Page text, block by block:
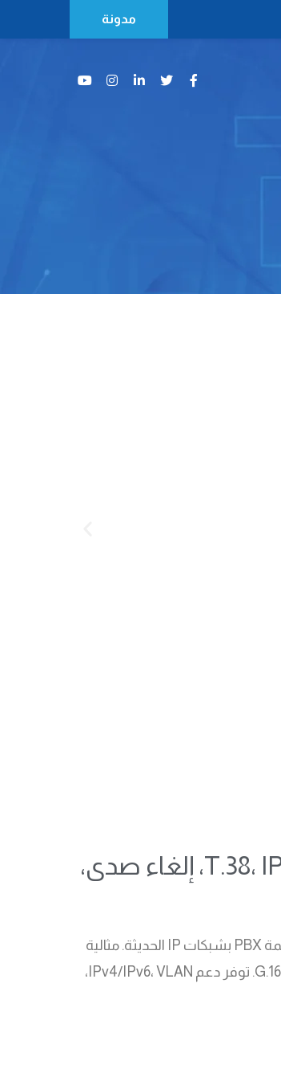
مدونة
بوابة VoIP تناظرية بـ 16 منفذ FXS، دعم SIP، فاكس T.38، IPv6، TR069، SNMP، إلغاء صدى،
دينستار DAG2000-16S بوابة VoIP تناظرية عالية الكثافة تحتوي على 16 منفذ FXS، لربط الهواتف التناظرية وأجهزة الفاكس وأنظمة PBX بشبكات IP الحديثة. مثالية
للشركات ومراكز الاتصال والمواقع المتعددة، وتدعم بروتوكول SIP، الفاكس T.38، ومعالجة صوت متقدمة تشمل إلغاء الصدى G.168. توفر دعم IPv4/IPv6، VLAN،